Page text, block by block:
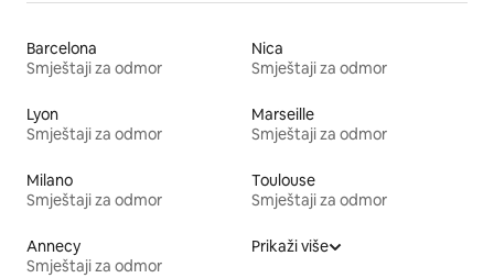
Barcelona
Smještaji za odmor
Nica
Smještaji za odmor
Lyon
Smještaji za odmor
Marseille
Smještaji za odmor
Milano
Smještaji za odmor
Toulouse
Smještaji za odmor
Annecy
Smještaji za odmor
Prikaži više